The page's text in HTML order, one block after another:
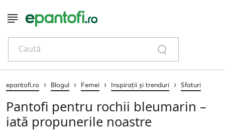
Caută
epantofi.ro › Blogul › Femei › Inspirații și trenduri › Sfaturi
Pantofi pentru rochii bleumarin –
iată propunerile noastre